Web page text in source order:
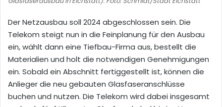
Der Netzausbau soll 2024 abgeschlossen sein. Die
Telekom steigt nun in die Feinplanung für den Ausbau
ein, wählt dann eine Tiefbau-Firma aus, bestellt die
Materialien und holt die notwendigen Genehmigungen
ein. Sobald ein Abschnitt fertiggestellt ist, können die
Anlieger die neu gebauten Glasfaseranschlüsse
buchen und nutzen. Die Telekom wird dabei insgesamt